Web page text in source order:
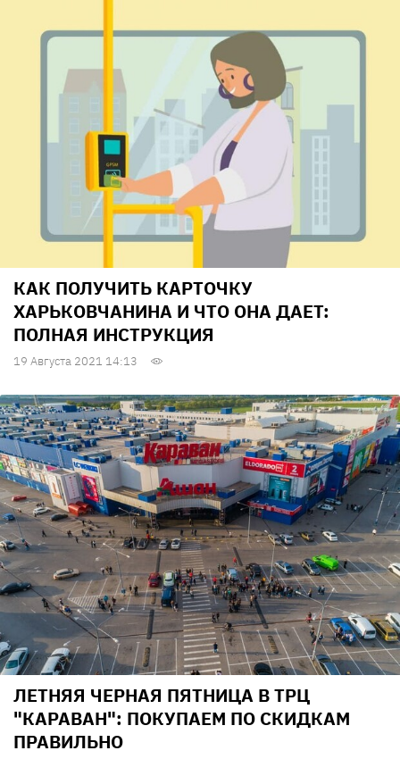
КАК ПОЛУЧИТЬ КАРТОЧКУ
ХАРЬКОВЧАНИНА И ЧТО ОНА ДАЕТ:
ПОЛНАЯ ИНСТРУКЦИЯ
19 Августа 2021 14:13
ЛЕТНЯЯ ЧЕРНАЯ ПЯТНИЦА В ТРЦ
"КАРАВАН": ПОКУПАЕМ ПО СКИДКАМ
ПРАВИЛЬНО